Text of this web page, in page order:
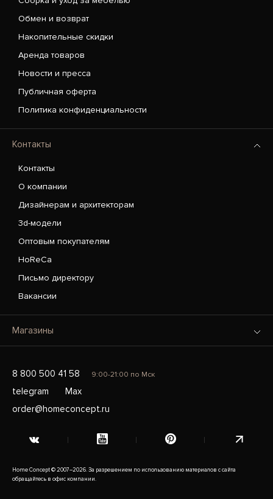
Обмен и возврат
Накопительные скидки
Аренда товаров
Новости и пресса
Публичная оферта
Политика конфиденциальности
Контакты
Контакты
О компании
Дизайнерам и архитекторам
3d-модели
Оптовым покупателям
HoReCa
Письмо директору
Вакансии
Магазины
8 800 500 41 58 9:00-21:00 по Мск
telegram
Max
order@homeconcept.ru
Home Concept © 2007–2026. За разрешением по использованию материалов с сайта
обращайтесь в офис компании.